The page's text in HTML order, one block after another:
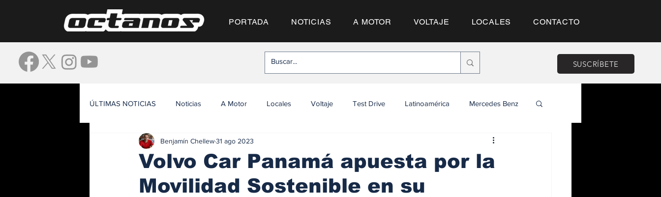
PORTADA NOTICIAS A MOTOR VOLTAJE LOCALES CONTACTO
SUSCRÍBETE
ÚLTIMAS NOTICIAS Noticias A Motor Locales Voltaje Test Drive Latinoamérica Mercedes Benz
Volvo Car Panamá apuesta por la
Movilidad Sostenible en su
Benjamín Chellew31 ago 2023